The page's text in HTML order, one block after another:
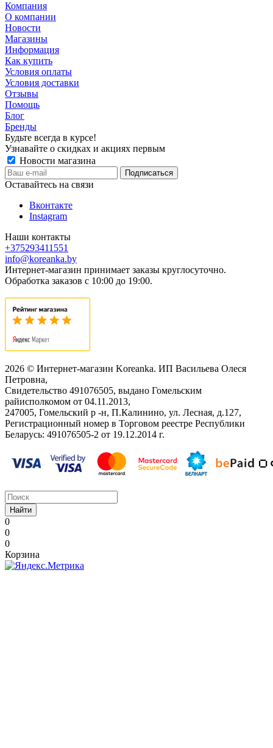
Компания
О компании
Новости
Магазины
Информация
Как купить
Условия оплаты
Условия доставки
Отзывы
Помощь
Блог
Бренды
Будьте всегда в курсе!
Узнавайте о скидках и акциях первым
Новости магазина
Оставайтесь на связи
Вконтакте
Instagram
Наши контакты
+375293411551
info@koreanka.by
Интернет-магазин принимает заказы круглосуточно.
Обработка заказов с 10:00 до 19:00.
2026 © Интернет-магазин Koreanka. ИП Васильева Олеся
Петровна,
Свидетельство ‎491076505, выдано Гомельским
райисполкомом от 04.11.2013,
247005, Гомельский р -н, П.Калинино, ул. Лесная, д.127,
Регистрационный номер в Торговом реестре Республики
Беларусь: ‎491076505-2 от 19.12.2014 г.
Найти
0
0
0
Корзина